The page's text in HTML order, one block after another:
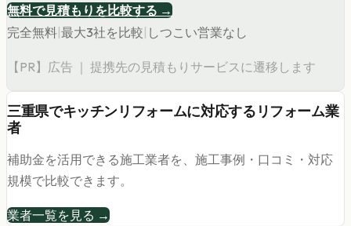
無料で見積もりを比較する →
完全無料 最大3社を比較 しつこい営業なし
【PR】広告 ｜ 提携先の見積もりサービスに遷移します
三重県でキッチンリフォームに対応するリフォーム業
者
補助金を活用できる施工業者を、施工事例・口コミ・対応
規模で比較できます。
業者一覧を見る →